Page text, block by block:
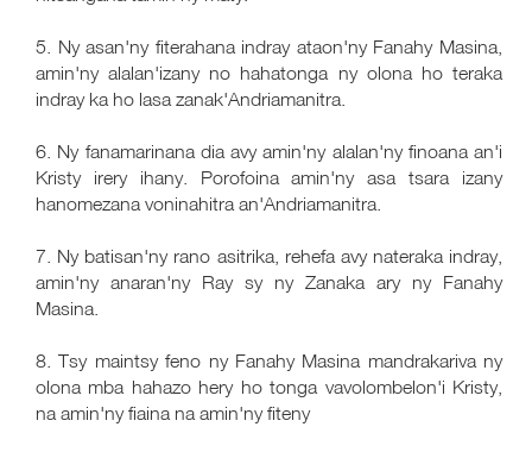
5. Ny asan'ny fiterahana indray ataon'ny Fanahy Masina,
amin'ny alalan'izany no hahatonga ny olona ho teraka
indray ka ho lasa zanak'Andriamanitra.
6. Ny fanamarinana dia avy amin'ny alalan'ny finoana an'i
Kristy irery ihany. Porofoina amin'ny asa tsara izany
hanomezana voninahitra an'Andriamanitra.
7. Ny batisan'ny rano asitrika, rehefa avy nateraka indray,
amin'ny anaran'ny Ray sy ny Zanaka ary ny Fanahy
Masina.
8. Tsy maintsy feno ny Fanahy Masina mandrakariva ny
olona mba hahazo hery ho tonga vavolombelon'i Kristy,
na amin'ny fiaina na amin'ny fiteny